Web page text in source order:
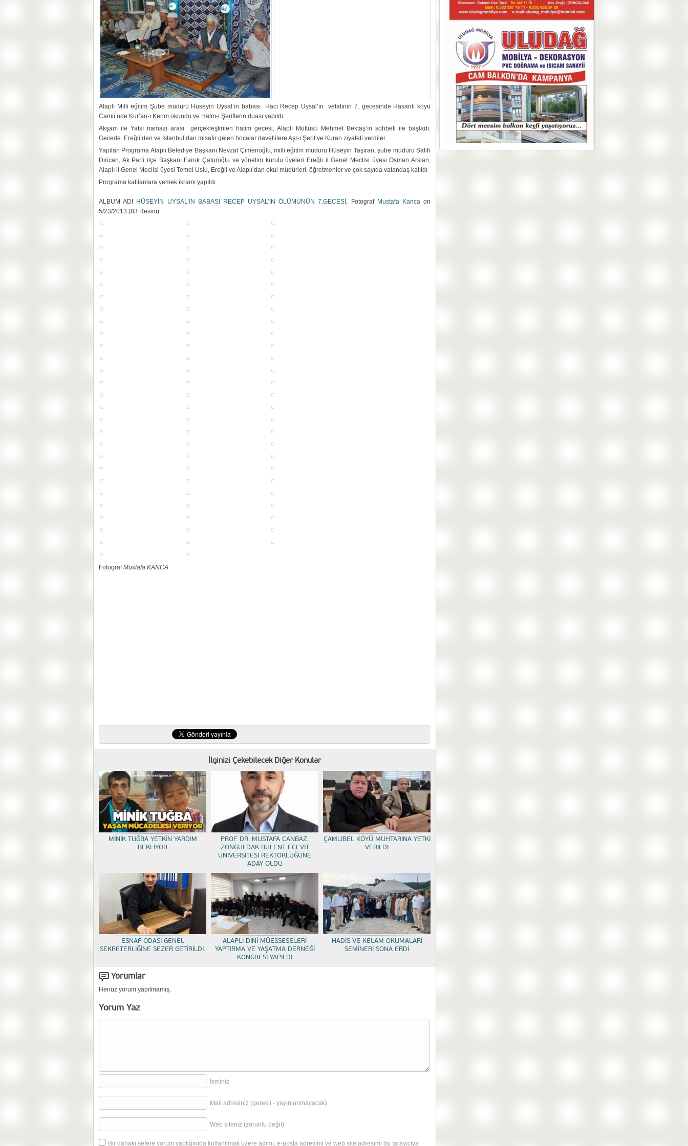
Alaplı Milli eğitim Şube müdürü Hüseyin Uysal’ın babası Hacı Recep Uysal’ın vefatının 7. gecesinde Hasanlı köyü
Camii’nde Kur’an-ı Kerim okundu ve Hatm-i Şeriflerin duası yapıldı.
Akşam ile Yatsı namazı arası gerçekleştirilen hatim gecesi, Alaplı Müftüsü Mehmet Bektaş’ın sohbeti ile başladı.
Gecede Ereğli’den ve İstanbul’dan misafir gelen hocalar davetlilere Aşr-ı Şerif ve Kuran ziyafeti verdiler
Yapılan Programa Alaplı Belediye Başkanı Nevzat Çimenoğlu, milli eğitim müdürü Hüseyin Taşıran, şube müdürü Salih
Dirican, Ak Parti ilçe Başkanı Faruk Çaturoğlu ve yönetim kurulu üyeleri Ereğli il Genel Meclisi üyesi Osman Arslan,
Alaplı il Genel Meclisi üyesi Temel Uslu, Ereğli ve Alaplı’dan okul müdürleri, öğretmenler ve çok sayıda vatandaş katıldı
Programa katılanlara yemek ikramı yapıldı
ALBUM ADI HÜSEYİN UYSAL’IN BABASI RECEP UYSAL’IN ÖLÜMÜNÜN 7.GECESİ , Fotograf Mustafa Kancaon
5/23/2013 (83 Resim)
FotografMustafa KANCA
İlginizi Çekebilecek Diğer Konular
MİNİK TUĞBA YETKİN YARDIM
BEKLİYOR
PROF. DR. MUSTAFA CANBAZ,
ZONGULDAK BÜLENT ECEVİT
ÜNİVERSİTESİ REKTÖRLÜĞÜNE
ADAY OLDU
ÇAMLIBEL KÖYÜ MUHTARINA YETKİ
VERİLDİ
ESNAF ODASI GENEL
SEKRETERLİĞİNE SEZER GETİRİLDİ.
ALAPLI DİNİ MÜESSESELERİ
YAPTIRMA VE YAŞATMA DERNEĞİ
KONGRESİ YAPILDI
HADİS VE KELAM OKUMALARI
SEMİNERİ SONA ERDİ
Yorumlar
Henüz yorum yapılmamış.
Yorum Yaz
İsminiz
Mail adresiniz (gerekli - yayınlanmayacak)
Web siteniz (zorunlu değil)
Bir dahaki sefere yorum yaptığımda kullanılmak üzere adımı, e-posta adresimi ve web site adresimi bu tarayıcıya